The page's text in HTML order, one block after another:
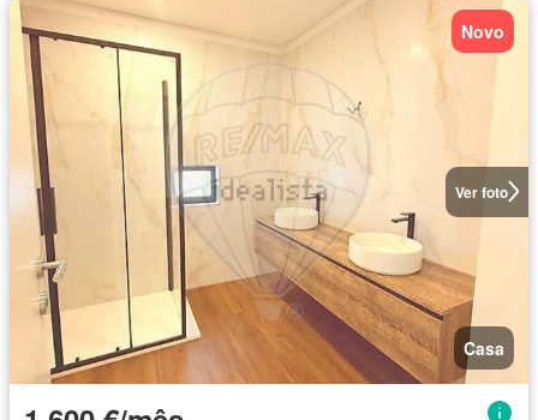
Ver foto
Novo
Casa